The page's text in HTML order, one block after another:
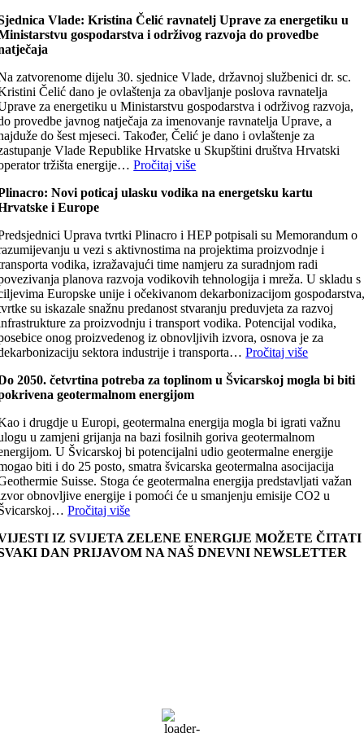
Vlade: Kristina Čelić ravnatelj Uprave za energetiku u
gospodarstva i održivog razvoja do provedbe
zatvorenome dijelu 30. sjednice Vlade, državnoj službenici dr. sc.
Čelić dano je ovlaštenja za obavljanje poslova ravnatelja
za energetiku u Ministarstvu gospodarstva i održivog razvoja,
provedbe javnog natječaja za imenovanje ravnatelja Uprave, a
do šest mjeseci. Također, Čelić je dano i ovlaštenje za
Vlade Republike Hrvatske u Skupštini društva Hrvatski
tržišta energije…Pročitaj više
Novi poticaj ulasku vodika na energetsku kartu
i Europe
Uprava tvrtki Plinacro i HEP potpisali su Memorandum o
u vezi s aktivnostima na projektima proizvodnje i
vodika, izražavajući time namjeru za suradnjom radi
planova razvoja vodikovih tehnologija i mreža. U skladu s
Europske unije i očekivanom dekarbonizacijom
su iskazale snažnu predanost stvaranju preduvjeta za razvoj
za proizvodnju i transport vodika. Potencijal vodika,
onog proizvedenog iz obnovljivih izvora, osnova je za
sektora industrije i transporta…Pročitaj više
2050. četvrtina potreba za toplinom u Švicarskoj mogla bi biti
geotermalnom energijom
i drugdje u Europi, geotermalna energija mogla bi igrati važnu
u zamjeni grijanja na bazi fosilnih goriva geotermalnom
U Švicarskoj bi potencijalni udio geotermalne energije
biti i do 25 posto, smatra švicarska geotermalna asocijacija
Suisse. Stoga će geotermalna energija predstavljati važan
obnovljive energije i pomoći će u smanjenju emisije CO2 u
Pročitaj više
IZ SVIJETA ZELENE ENERGIJE MOŽETE ČITATI
DAN PRIJAVOM NA NAŠ DNEVNI NEWSLETTER